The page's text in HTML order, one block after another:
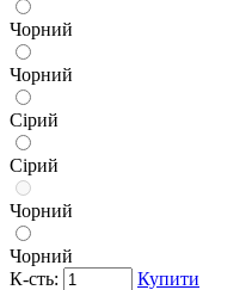
Чорний
Чорний
Сірий
Сірий
Чорний
Чорний
К-сть:
Купити